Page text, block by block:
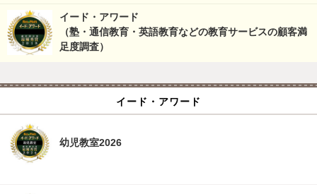
イード・アワード
（塾・通信教育・英語教育などの教育サービスの顧客満
足度調査）
イード・アワード
幼児教室2026